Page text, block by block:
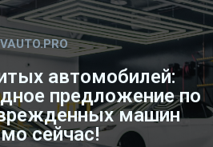
VAUTO.PRO
автомобилей:
предложение по
машин
сейчас!